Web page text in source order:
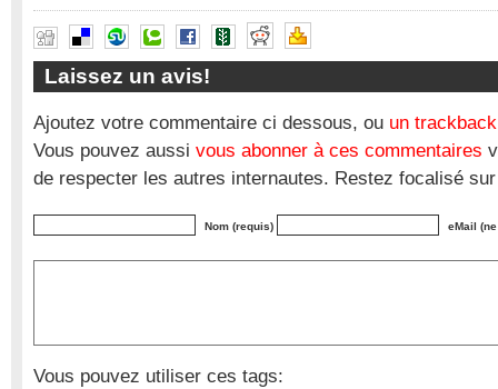
Laissez un avis!
Ajoutez votre commentaire ci dessous, ou un trackback
Vous pouvez aussi vous abonner à ces commentaires
de respecter les autres internautes. Restez focalisé
Nom (requis) eMail
Vous pouvez utiliser ces tags: